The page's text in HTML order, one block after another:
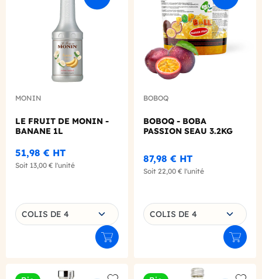
MONIN
LE FRUIT DE MONIN -
BANANE 1L
51,98 € HT
Soit 13,00 € l'unité
Choisissez une déclinaison
COLIS DE 4
Ajouter au panier
BOBOQ
BOBOQ - BOBA
PASSION SEAU 3.2KG
87,98 € HT
Soit 22,00 € l'unité
Choisissez une déclinaison
COLIS DE 4